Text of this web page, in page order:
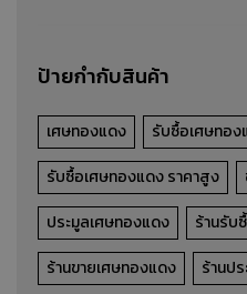
ป้ายกำกับสินค้า
เศษทองแดง
รับซื้อเศษทอง
รับซื้อเศษทองแดง ราคาสูง
ประมูลเศษทองแดง
ร้านรับ
ร้านขายเศษทองแดง
ร้านป